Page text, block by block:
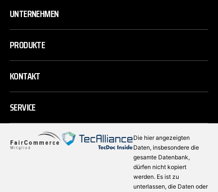
UNTERNEHMEN
PRODUKTE
KONTAKT
SERVICE
Die hier angezeigten
Daten, insbesondere die
gesamte Datenbank,
dürfen nicht kopiert
werden. Es ist zu
unterlassen, die Daten oder